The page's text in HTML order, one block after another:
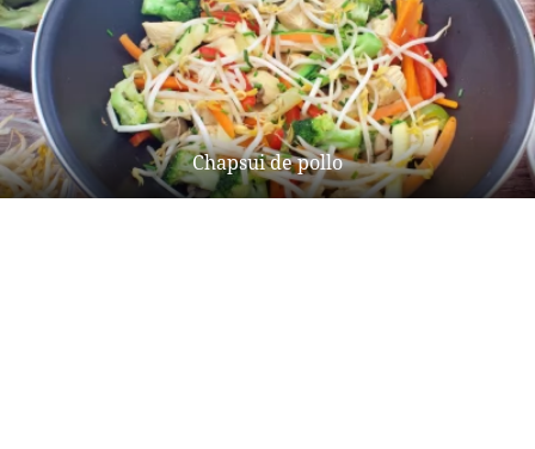
Chapsui de pollo